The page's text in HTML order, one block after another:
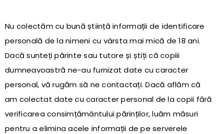
Nu colectăm cu bună știință informații de identificare
personală de la nimeni cu vârsta mai mică de 18 ani.
Dacă sunteți părinte sau tutore și știți că copiii
dumneavoastră ne-au furnizat date cu caracter
personal, vă rugăm să ne contactați. Dacă aflăm că
am colectat date cu caracter personal de la copii fără
verificarea consimțământului părinților, luăm măsuri
pentru a elimina acele informații de pe serverele